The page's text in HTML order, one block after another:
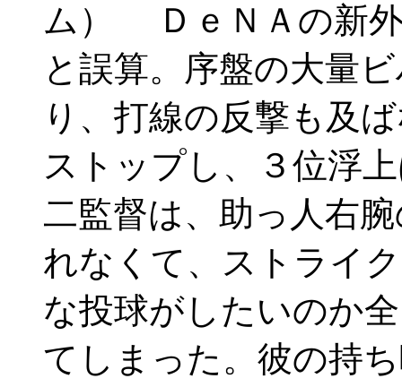
ム） ＤｅＮＡの新外
と誤算。序盤の大量
り、打線の反撃も及
ストップし、３位浮
二監督は、助っ人右
れなくて、ストライ
な投球がしたいのか
てしまった。彼の持